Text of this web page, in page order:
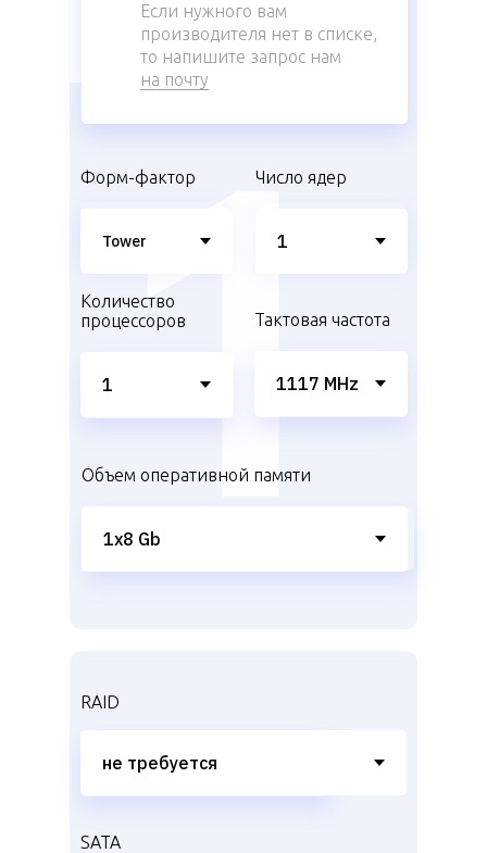
Форм-фактор
Количество
процессоров
Число ядер
Тактовая частота
Объем оперативной памяти
SATA
RAID
Если нужного вам
производителя нет в списке,
то напишите запрос нам
на почту